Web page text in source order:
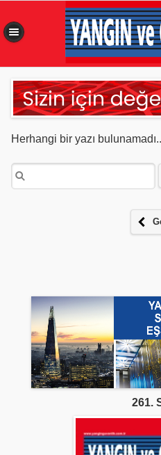
Herhangi bir yazı
261.